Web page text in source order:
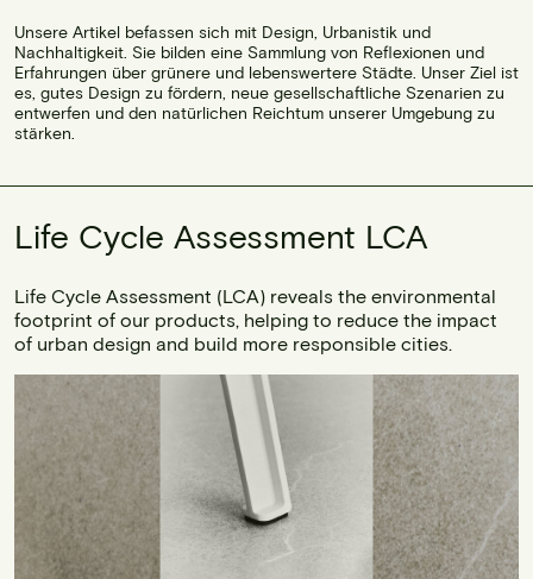
Unsere Artikel befassen sich mit Design, Urbanistik und
Nachhaltigkeit. Sie bilden eine Sammlung von Reflexionen und
Erfahrungen über grünere und lebenswertere Städte. Unser Ziel ist
es, gutes Design zu fördern, neue gesellschaftliche Szenarien zu
entwerfen und den natürlichen Reichtum unserer Umgebung zu
stärken.
Life Cycle Assessment LCA
Life Cycle Assessment (LCA) reveals the environmental
footprint of our products, helping to reduce the impact
of urban design and build more responsible cities.